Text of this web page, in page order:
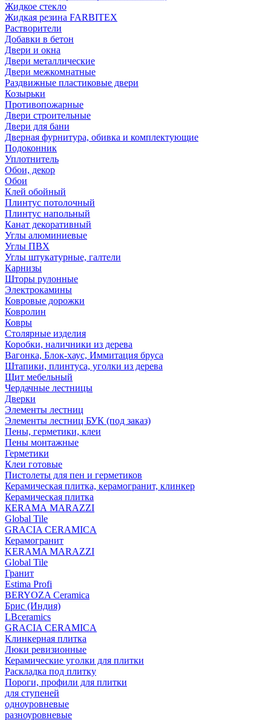
Жидкое стекло
Жидкая резина FARBITEX
Растворители
Добавки в бетон
Двери и окна
Двери металлические
Двери межкомнатные
Раздвижные пластиковые двери
Козырьки
Противопожарные
Двери строительные
Двери для бани
Дверная фурнитура, обивка и комплектующие
Подоконник
Уплотнитель
Обои, декор
Обои
Клей обойный
Плинтус потолочный
Плинтус напольный
Канат декоративный
Углы алюминиевые
Углы ПВХ
Углы штукатурные, галтели
Карнизы
Шторы рулонные
Электрокамины
Ковровые дорожки
Ковролин
Ковры
Столярные изделия
Коробки, наличники из дерева
Вагонка, Блок-хаус, Иммитация бруса
Штапики, плинтуса, уголки из дерева
Щит мебельный
Чердачные лестницы
Дверки
Элементы лестниц
Элементы лестниц БУК (под заказ)
Пены, герметики, клеи
Пены монтажные
Герметики
Клеи готовые
Пистолеты для пен и герметиков
Керамическая плитка, керамогранит, клинкер
Керамическая плитка
КЕRАМА MARAZZI
Global Tile
GRACIA CERAMICA
Керамогранит
KERAMA MARAZZI
Global Tile
Гранит
Estima Profi
BERYOZA Ceramica
Брис (Индия)
LBceramics
GRACIA CERAMICA
Клинкерная плитка
Люки ревизионные
Керамические уголки для плитки
Раскладка под плитку
Пороги, профили для плитки
для ступеней
одноуровневые
разноуровневые